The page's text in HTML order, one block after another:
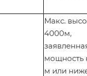
Макс.
4000м,
мощность
м или